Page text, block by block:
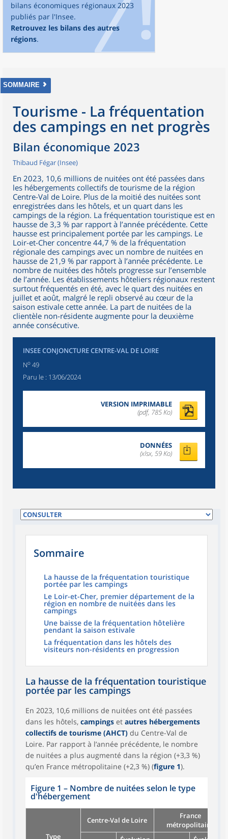
bilans économiques régionaux 2023
publiés par l'Insee.
Retrouvez les bilans des autres
régions.
SOMMAIRE
Tourisme - La fréquentation
des campings en net progrès
Bilan économique 2023
Thibaud Fégar (Insee)
En 2023, 10,6 millions de nuitées ont été passées dans
les hébergements collectifs de tourisme de la région
Centre-Val de Loire. Plus de la moitié des nuitées sont
enregistrées dans les hôtels, et un quart dans les
campings de la région. La fréquentation touristique est en
hausse de 3,3 % par rapport à l’année précédente. Cette
hausse est principalement portée par les campings. Le
Loir-et-Cher concentre 44,7 % de la fréquentation
régionale des campings avec un nombre de nuitées en
hausse de 21,9 % par rapport à l’année précédente. Le
nombre de nuitées des hôtels progresse sur l’ensemble
de l’année. Les établissements hôteliers régionaux restent
surtout fréquentés en été, avec le quart des nuitées en
juillet et août, malgré le repli observé au cœur de la
saison estivale cette année. La part de nuitées de la
clientèle non-résidente augmente pour la deuxième
année consécutive.
INSEE CONJONCTURE CENTRE-VAL DE LOIRE
No 49
Paru le : 13/06/2024
VERSION IMPRIMABLE
(pdf, 785 Ko)
DONNÉES
(xlsx, 59 Ko)
Sommaire
La hausse de la fréquentation touristique
portée par les campings
Le Loir-et-Cher, premier département de la
région en nombre de nuitées dans les
campings
Une baisse de la fréquentation hôtelière
pendant la saison estivale
La fréquentation dans les hôtels des
visiteurs non-résidents en progression
La hausse de la fréquentation touristique
portée par les campings
En 2023, 10,6 millions de nuitées ont été passées
dans les hôtels, campings et autres hébergements
collectifs de tourisme (AHCT) du Centre-Val de
Loire. Par rapport à l’année précédente, le nombre
de nuitées a plus augmenté dans la région (+3,3 %)
qu’en France métropolitaine (+2,3 %) (figure 1).
Figure 1 – Nombre de nuitées selon le type
d'hébergement
Type
Centre-Val de Loire
France
métropolitaine